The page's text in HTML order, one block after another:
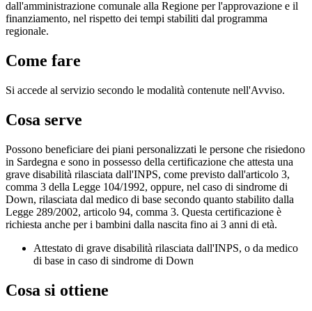
dall'amministrazione comunale alla Regione per l'approvazione e il
finanziamento, nel rispetto dei tempi stabiliti dal programma
regionale.
Come fare
Si accede al servizio secondo le modalità contenute nell'Avviso.
Cosa serve
Possono beneficiare dei piani personalizzati le persone che risiedono
in Sardegna e sono in possesso della certificazione che attesta una
grave disabilità rilasciata dall'INPS, come previsto dall'articolo 3,
comma 3 della Legge 104/1992, oppure, nel caso di sindrome di
Down, rilasciata dal medico di base secondo quanto stabilito dalla
Legge 289/2002, articolo 94, comma 3. Questa certificazione è
richiesta anche per i bambini dalla nascita fino ai 3 anni di età.
Attestato di grave disabilità rilasciata dall'INPS, o da medico
di base in caso di sindrome di Down
Cosa si ottiene